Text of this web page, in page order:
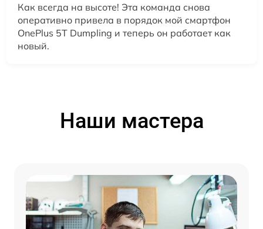
Как всегда на высоте! Эта команда снова
оперативно привела в порядок мой смартфон
OnePlus 5T Dumpling и теперь он работает как
новый.
Наши мастера